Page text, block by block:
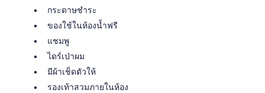
กระดาษชำระ
ของใช้ในห้องน้ำฟรี
แชมพู
ไดร์เป่าผม
มีผ้าเช็ดตัวให้
รองเท้าสวมภายในห้อง